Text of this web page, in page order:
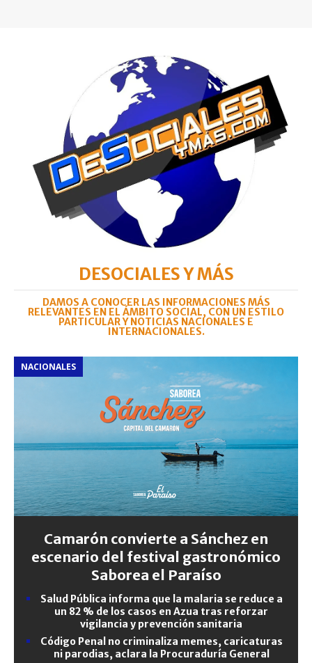
DESOCIALES Y MÁS
DAMOS A CONOCER LAS INFORMACIONES MÁS
RELEVANTES EN EL ÁMBITO SOCIAL, CON UN ESTILO
PARTICULAR Y NOTICIAS NACIONALES E
INTERNACIONALES.
NACIONALES
Camarón convierte a Sánchez en
escenario del festival gastronómico
Saborea el Paraíso
Salud Pública informa que la malaria se reduce a
un 82 % de los casos en Azua tras reforzar
vigilancia y prevención sanitaria
Código Penal no criminaliza memes, caricaturas
ni parodias, aclara la Procuraduría General